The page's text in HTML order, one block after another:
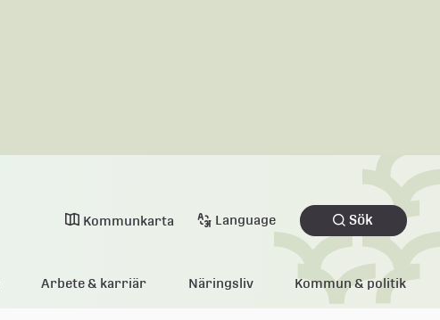
Kommunkarta Language Sök
Arbete & karriär Näringsliv Kommun & politik